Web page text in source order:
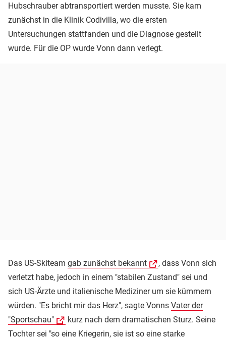
Hubschrauber abtransportiert werden musste. Sie kam
zunächst in die Klinik Codivilla, wo die ersten
Untersuchungen stattfanden und die Diagnose gestellt
wurde. Für die OP wurde Vonn dann verlegt.
Das US-Skiteam gab zunächst bekannt
, dass Vonn sich
verletzt habe, jedoch in einem "stabilen Zustand" sei und
sich US-Ärzte und italienische Mediziner um sie kümmern
würden. "Es bricht mir das Herz", sagte Vonns Vater der
"Sportschau"
kurz nach dem dramatischen Sturz. Seine
Tochter sei "so eine Kriegerin, sie ist so eine starke